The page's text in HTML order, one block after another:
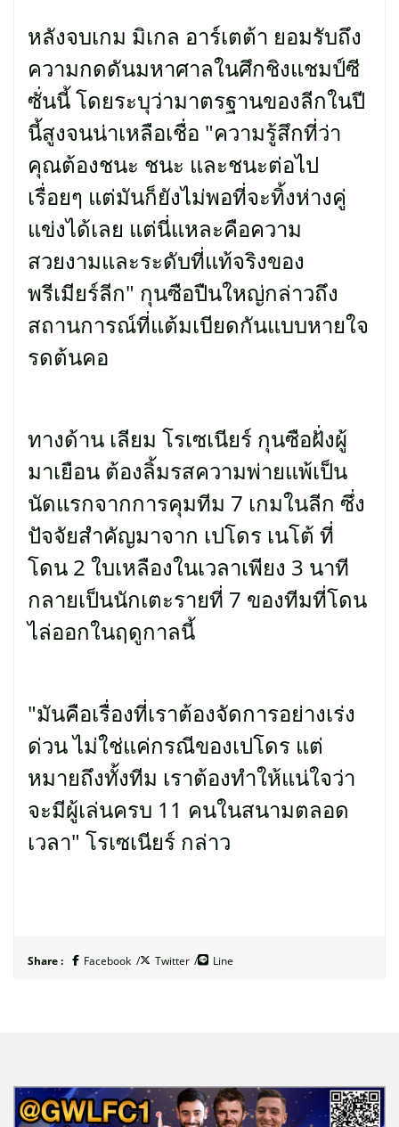
หลังจบเกม มิเกล อาร์เตต้า ยอมรับถึง
ความกดดันมหาศาลในศึกชิงแชมป์ซี
ซั่นนี้ โดยระบุว่ามาตรฐานของลีกในปี
นี้สูงจนน่าเหลือเชื่อ "ความรู้สึกที่ว่า
คุณต้องชนะ ชนะ และชนะต่อไป
เรื่อยๆ แต่มันก็ยังไม่พอที่จะทิ้งห่างคู่
แข่งได้เลย แต่นี่แหละคือความ
สวยงามและระดับที่แท้จริงของ
พรีเมียร์ลีก" กุนซือปืนใหญ่กล่าวถึง
สถานการณ์ที่แต้มเบียดกันแบบหายใจ
รดต้นคอ
ทางด้าน เลียม โรเซเนียร์ กุนซือฝั่งผู้
มาเยือน ต้องลิ้มรสความพ่ายแพ้เป็น
นัดแรกจากการคุมทีม 7 เกมในลีก ซึ่ง
ปัจจัยสำคัญมาจาก เปโดร เนโต้ ที่
โดน 2 ใบเหลืองในเวลาเพียง 3 นาที
กลายเป็นนักเตะรายที่ 7 ของทีมที่โดน
ไล่ออกในฤดูกาลนี้
"มันคือเรื่องที่เราต้องจัดการอย่างเร่ง
ด่วน ไม่ใช่แค่กรณีของเปโดร แต่
หมายถึงทั้งทีม เราต้องทำให้แน่ใจว่า
จะมีผู้เล่นครบ 11 คนในสนามตลอด
เวลา" โรเซเนียร์ กล่าว
Share : Facebook Twitter Line